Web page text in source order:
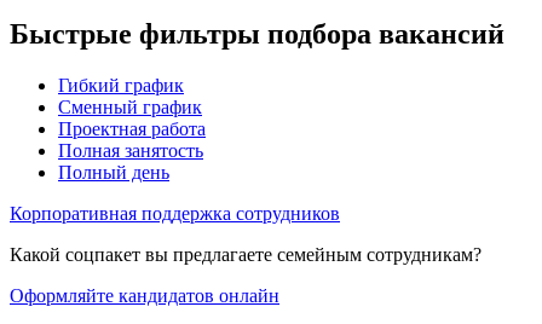
Быстрые фильтры подбора вакансий
Гибкий график
Сменный график
Проектная работа
Полная занятость
Полный день
Корпоративная поддержка сотрудников
Какой соцпакет вы предлагаете семейным сотрудникам?
Оформляйте кандидатов онлайн